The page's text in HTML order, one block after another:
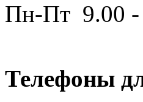
Пн-Пт 9.00 -
Телефоны